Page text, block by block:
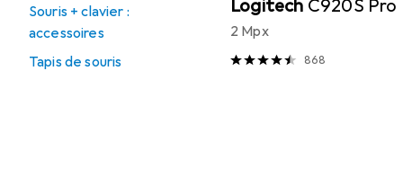
Souris + clavier :
accessoires
Tapis de souris
Logitech C920S Pro
2 Mpx
868